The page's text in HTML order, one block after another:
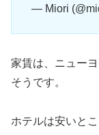
— Miori
家賃は、ニュー
そうです。
ホテルは安いと